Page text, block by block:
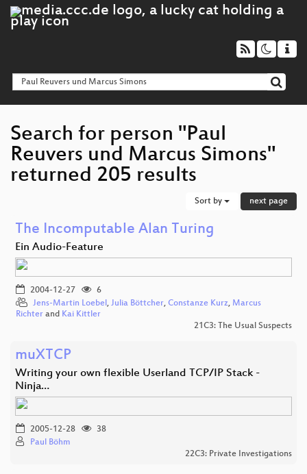
Search for person "Paul
Reuvers und Marcus Simons"
returned 205 results
Sort by next page
The Incomputable Alan Turing
Ein Audio-Feature
2004-12-27
6
Jens-Martin Loebel, Julia Böttcher, Constanze Kurz, Marcus
Richter and Kai Kittler
21C3: The Usual Suspects
muXTCP
Writing your own flexible Userland TCP/IP Stack -
Ninja…
2005-12-28
38
Paul Böhm
22C3: Private Investigations